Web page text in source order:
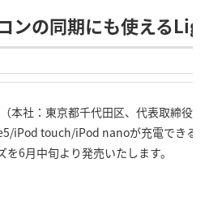
ンの同期にも使える
本社：東京都千代田区、代表取締役
iPod touch/iPod nanoが充電できる
を6月中旬より発売いたします。